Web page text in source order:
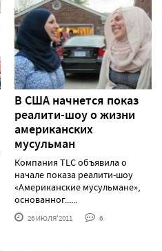
В США начнется показ
реалити-шоу о жизни
американских
мусульман
Компания TLC объявила о
начале показа реалити-шоу
«Американские мусульмане»,
основанног......
26 ИЮЛЯ'2011 6